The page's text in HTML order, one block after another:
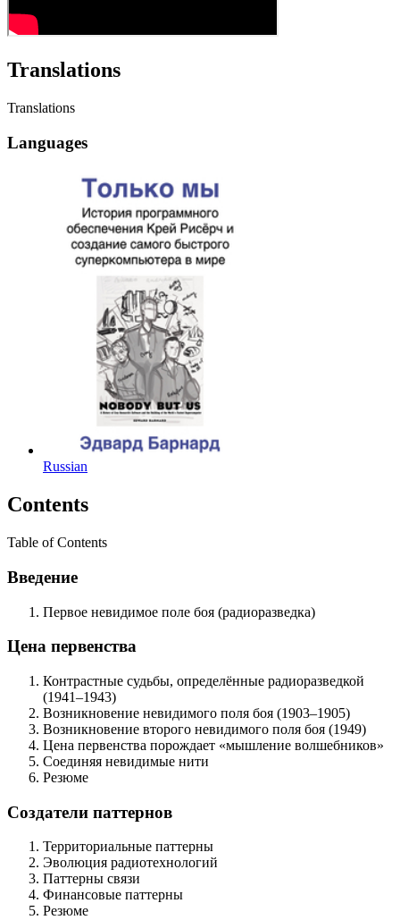
Translations
Translations
Languages
Russian
Contents
Table of Contents
Введение
Первое невидимое поле боя (радиоразведка)
Цена первенства
Контрастные судьбы, определённые радиоразведкой
(1941–1943)
Возникновение невидимого поля боя (1903–1905)
Возникновение второго невидимого поля боя (1949)
Цена первенства порождает «мышление волшебников»
Соединяя невидимые нити
Резюме
Создатели паттернов
Территориальные паттерны
Эволюция радиотехнологий
Паттерны связи
Финансовые паттерны
Резюме